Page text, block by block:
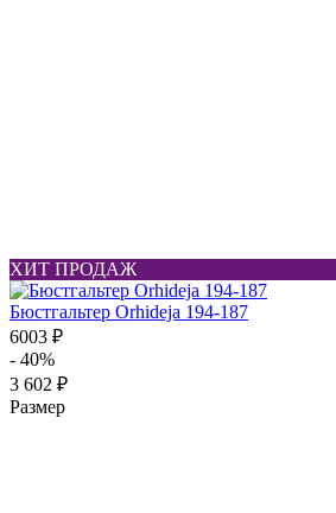
ХИТ ПРОДАЖ
Бюстгальтер Orhideja 194-187
6003 ₽
- 40%
3 602 ₽
Размер